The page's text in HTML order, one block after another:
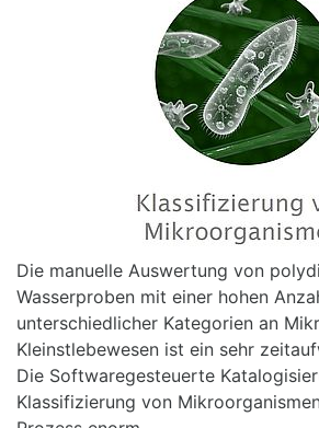
Die manuelle Auswertung von
Wasserproben mit einer hohen
unterschiedlicher Kategorien an
Kleinstlebewesen ist ein sehr
Die Softwaregesteuerte
Klassifizierung von